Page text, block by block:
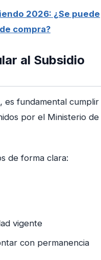
2026: ¿Se puede
compra?
al Subsidio
es fundamental cumplir
por el Ministerio de
de forma clara:
vigente
con permanencia